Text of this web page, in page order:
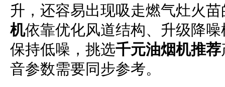
升，还容易出现吸走燃气灶火
机依靠优化风道结构、升级降
保持低噪，挑选千元油烟机推荐
音参数需要同步参考。